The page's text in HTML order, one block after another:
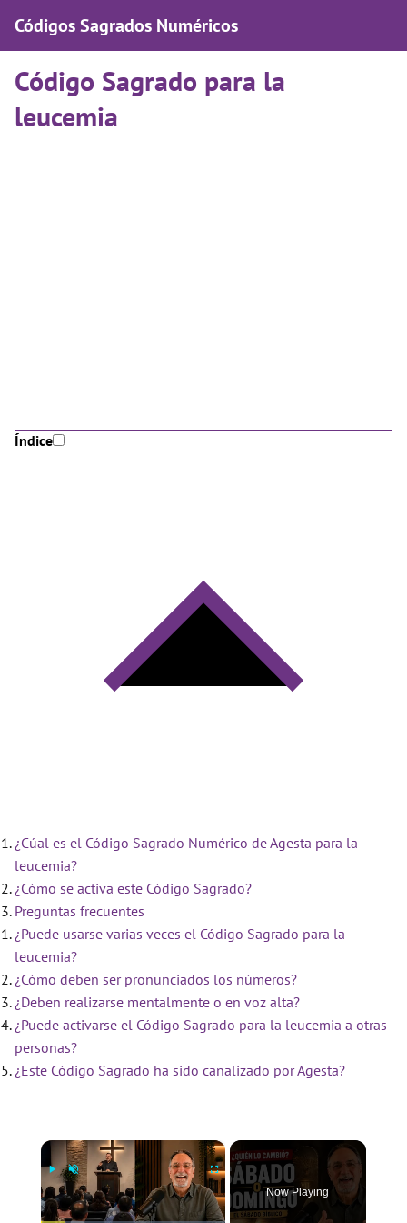
Códigos Sagrados Numéricos
Código Sagrado para la
leucemia
Índice
¿Cúal es el Código Sagrado Numérico de Agesta para la
leucemia?
¿Cómo se activa este Código Sagrado?
Preguntas frecuentes
¿Puede usarse varias veces el Código Sagrado para la
leucemia?
¿Cómo deben ser pronunciados los números?
¿Deben realizarse mentalmente o en voz alta?
¿Puede activarse el Código Sagrado para la leucemia a otras
personas?
¿Este Código Sagrado ha sido canalizado por Agesta?
×
Now Playing